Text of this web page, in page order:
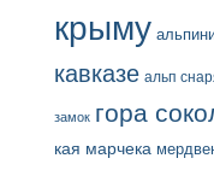
крыму
кавказе альп
замок гора
кая марчека